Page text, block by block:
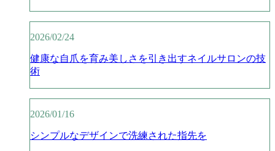
2026/02/24
健康な自爪を育み美しさを引き出すネイルサロンの技
術
2026/01/16
シンプルなデザインで洗練された指先を